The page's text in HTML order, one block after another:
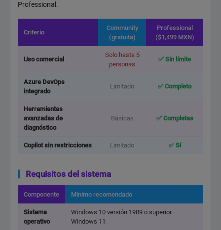
Professional.
Criterio
Community
(gratuita)
Professional
($1,499 MXN)
Uso comercial
Solo hasta 5
personas
✅ Sin límite
Azure DevOps
integrado
Limitado ✅ Completo
Herramientas
avanzadas de
diagnóstico
Básicas ✅ Completas
Copilot sin restricciones Limitado ✅ Sí
Requisitos del sistema
Componente Mínimo recomendado
Sistema
operativo
Windows 10 versión 1909 o superior ·
Windows 11